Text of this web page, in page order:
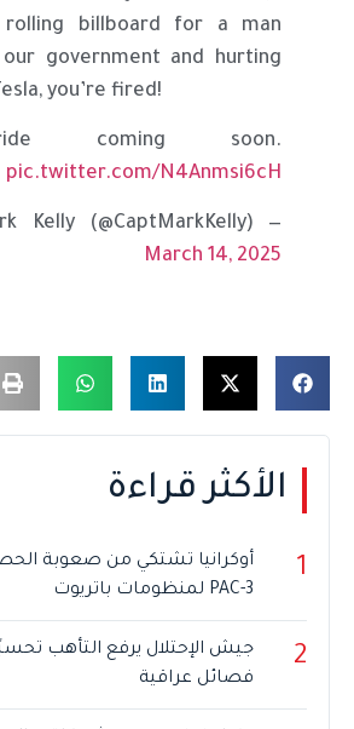
billboard for a man
government and hurting
you’re fired!
coming soon.
pic.twitter.com/N4Anmsi6cH
— Captain Mark Kelly (@CaptMarkKelly)
March 14, 2025
الأكثر قراءة
1
أوكرانيا تشتكي من صعوبة
PAC-3 لمنظومات باتريوت
2
جيش الإحتلال يرفع التأهب
فصائل عراقية